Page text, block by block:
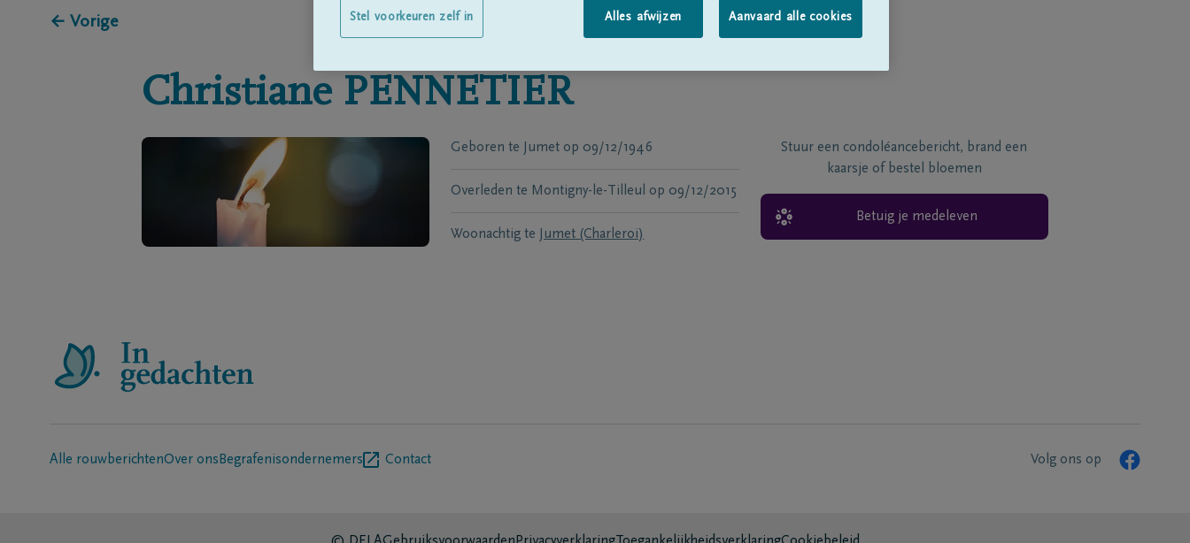
← Vorige
Christiane PENNETIER
Geboren te Jumet op 09/12/1946
Overleden te Montigny-le-Tilleul op 09/12/2015
Woonachtig te Jumet (Charleroi)
Stuur een condoléancebericht, brand een
kaarsje of bestel bloemen
Betuig je medeleven
Alle rouwberichtenOver ons Begrafenisondernemers Contact Volg ons op
Alles afwijzen Aanvaard alle cookies
Stel voorkeuren zelf in